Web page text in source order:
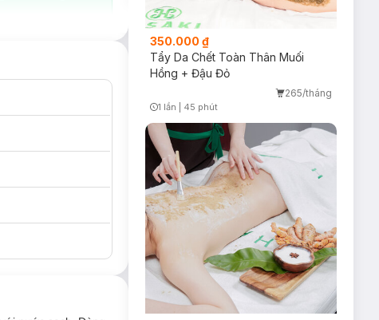
vẫn nằm lại trên
định kỳ tẩy tế bào
sáng, mịn màng.
cùng hương thơm
khỏe mạnh.
350.000 ₫
Tẩy Da Chết Toàn Thân Muối
Hồng + Đậu Đỏ
265/tháng
Timer Gray Icon
1 lần 45 phút